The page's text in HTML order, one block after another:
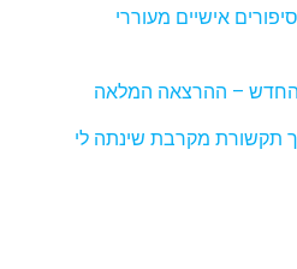
– סיפורים אישיים מעוררי
החדש – ההרצאה המלאה
תקשורת מקרבת שינתה לי